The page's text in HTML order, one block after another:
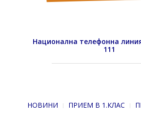
Национална телефонна
111
НОВИНИ ПРИЕМ В 1.КЛАС